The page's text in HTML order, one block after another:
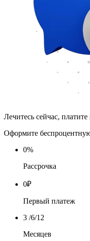
Лечитесь сейчас,
Оформите
0%
Рассрочка
0₽
Первый платеж
3 /6/12
Месяцев